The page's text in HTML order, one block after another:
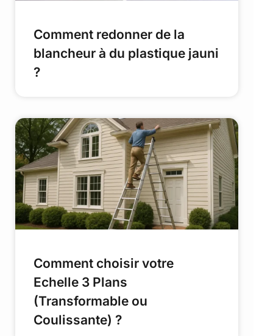
Comment redonner de la
blancheur à du plastique jauni
?
Comment choisir votre
Echelle 3 Plans
(Transformable ou
Coulissante) ?